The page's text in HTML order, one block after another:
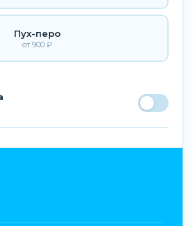
Пух-перо
от 900 ₽